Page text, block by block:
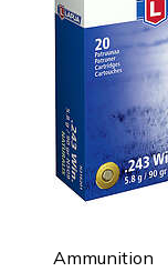
Ammunition